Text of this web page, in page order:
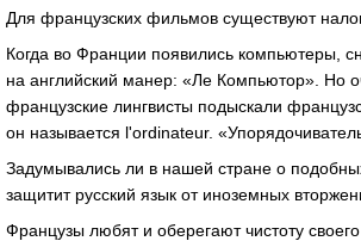
Для французских фильмов существуют
Когда во Франции появились компьютеры,
на английский манер: «Ле Компьютор». Но
французские лингвисты подыскали
он называется l'ordinateur.
Задумывались ли в нашей стране о
защитит русский язык от иноземных
Французы любят и оберегают чистоту